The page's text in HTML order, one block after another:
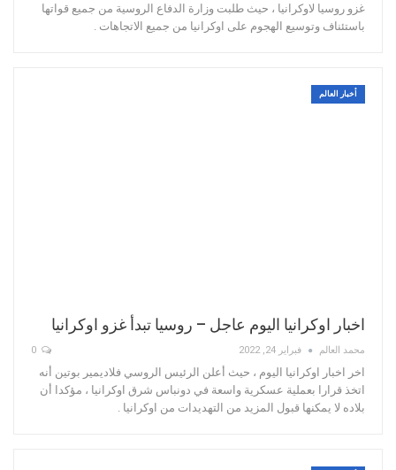
غزو روسيا لاوكرانيا ، حيث طلبت وزارة الدفاع الروسية من جميع قواتها
باستئناف وتوسيع الهجوم على اوكرانيا من جميع الاتجاهات .
أخبار العالم
اخبار اوكرانيا اليوم عاجل – روسيا تبدأ غزو اوكرانيا
محمد العالم فبراير 24, 2022
اخر اخبار اوكرانيا اليوم ، حيث أعلن الرئيس الروسي فلاديمير بوتين أنه
اتخذ قرارا بعملية عسكرية واسعة في دونباس شرق اوكرانيا ، مؤكدا أن
بلاده لا يمكنها قبول المزيد من التهديدات من اوكرانيا .